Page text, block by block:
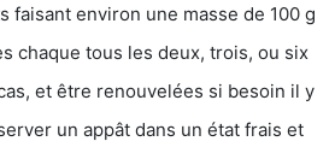
faisant environ une masse de 100 g
chaque tous les deux, trois, ou six
et être renouvelées si besoin il y
un appât dans un état frais et